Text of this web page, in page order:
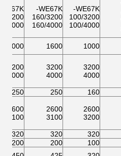
WE67K-
100/3200
100/4000
WE67K-
160/3200
160/4000
WE67K-
3200
4000
1000
1600
2000
3200
4000
3200
4000
3200
4000
160
250
250
2600
3200
2600
3100
2600
3100
320
320
320
100
200
200